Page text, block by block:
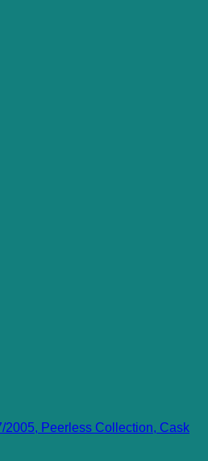
2005, Peerless Collection, Cask